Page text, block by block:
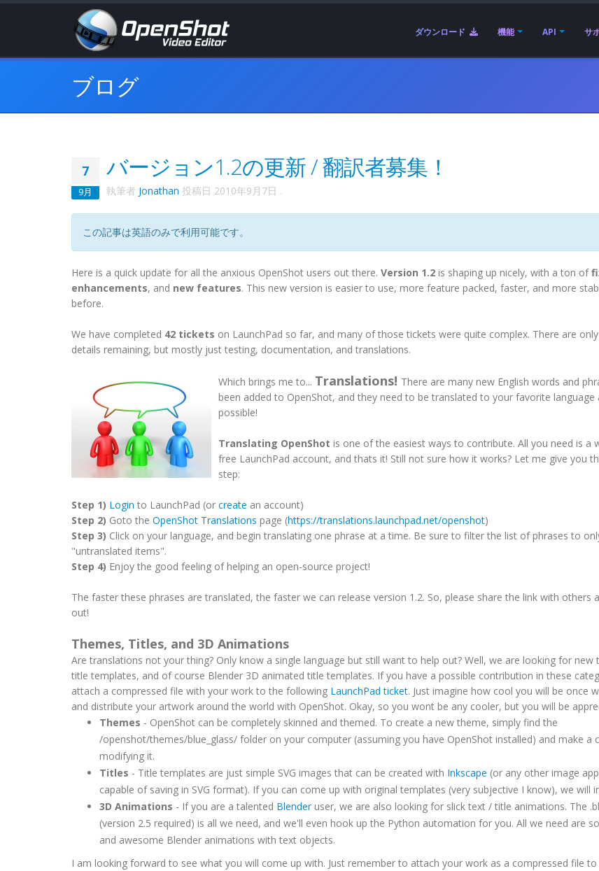
ダウンロード 機能 API サ
ブログ
7
9月
バージョン1.2の更新 / 翻訳者募集！
執筆者 Jonathan 投稿日 2010年9月7日 .
この記事は英語のみで利用可能です。
Here is a quick update for all the anxious OpenShot users out there. Version 1.2 is shaping up nicely, with a ton of
enhancements, and new features. This new version is easier to use, more feature packed, faster, and more
before.
We have completed 42 tickets on LaunchPad so far, and many of those tickets were quite complex. There are
details remaining, but mostly just testing, documentation, and translations.
Which brings me to... Translations! There are many new English words and
been added to OpenShot, and they need to be translated to your favorite language
possible!
Translating OpenShot is one of the easiest ways to contribute. All you need is a
free LaunchPad account, and thats it! Still not sure how it works? Let me give you
step:
Step 1) Login to LaunchPad (or create an account)
Step 2) Goto the OpenShot Translations page (https://translations.launchpad.net/openshot)
Step 3) Click on your language, and begin translating one phrase at a time. Be sure to filter the list of phrases to
"untranslated items".
Step 4) Enjoy the good feeling of helping an open-source project!
The faster these phrases are translated, the faster we can release version 1.2. So, please share the link with others
out!
Themes, Titles, and 3D Animations
Are translations not your thing? Only know a single language but still want to help out? Well, we are looking for new
title templates, and of course Blender 3D animated title templates. If you have a possible contribution in these
attach a compressed file with your work to the following LaunchPad ticket. Just imagine how cool you will be once
and distribute your artwork around the world with OpenShot. Okay, so you wont be any cooler, but you will be
Themes - OpenShot can be completely skinned and themed. To create a new theme, simply find the
/openshot/themes/blue_glass/ folder on your computer (assuming you have OpenShot installed) and make a
modifying it.
Titles - Title templates are just simple SVG images that can be created with Inkscape (or any other image
capable of saving in SVG format). If you can come up with original templates (very subjective I know), we will
3D Animations - If you are a talented Blenderuser, we are also looking for slick text / title animations. The
(version 2.5 required) is all we need, and we'll even hook up the Python automation for you. All we need are
and awesome Blender animations with text objects.
I am looking forward to see what you will come up with. Just remember to attach your work as a compressed file to